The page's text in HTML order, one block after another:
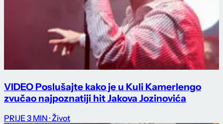
VIDEO Poslušajte kako je u Kuli Kamerlengo
zvučao najpoznatiji hit Jakova Jozinovića
PRIJE 3 MIN · Život